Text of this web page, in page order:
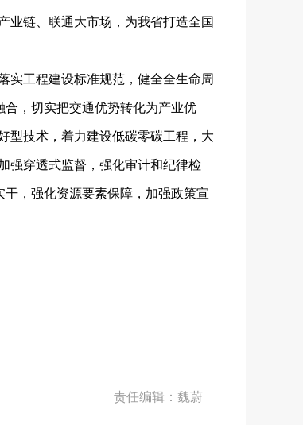
业链、联通大市场，为我省打造全国
工程建设标准规范，健全全生命周
合，切实把交通优势转化为产业优
型技术，着力建设低碳零碳工程，大
强穿透式监督，强化审计和纪律检
，强化资源要素保障，加强政策宣
责任编辑：魏蔚